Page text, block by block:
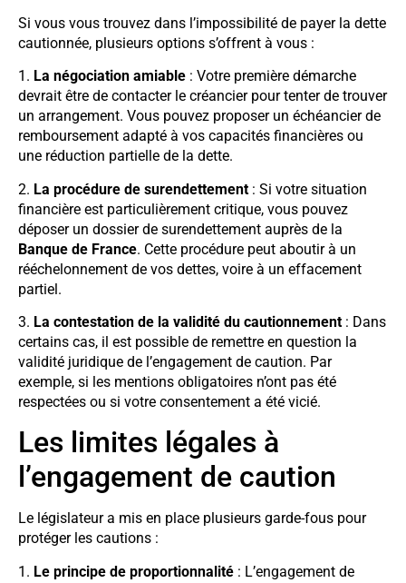
Si vous vous trouvez dans l’impossibilité de payer la dette
cautionnée, plusieurs options s’offrent à vous :
1. La négociation amiable : Votre première démarche
devrait être de contacter le créancier pour tenter de trouver
un arrangement. Vous pouvez proposer un échéancier de
remboursement adapté à vos capacités financières ou
une réduction partielle de la dette.
2. La procédure de surendettement : Si votre situation
financière est particulièrement critique, vous pouvez
déposer un dossier de surendettement auprès de la
Banque de France. Cette procédure peut aboutir à un
rééchelonnement de vos dettes, voire à un effacement
partiel.
3. La contestation de la validité du cautionnement : Dans
certains cas, il est possible de remettre en question la
validité juridique de l’engagement de caution. Par
exemple, si les mentions obligatoires n’ont pas été
respectées ou si votre consentement a été vicié.
Les limites légales à
l’engagement de caution
Le législateur a mis en place plusieurs garde-fous pour
protéger les cautions :
1. Le principe de proportionnalité : L’engagement de